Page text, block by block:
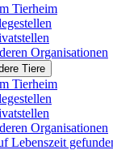
Tierheim
Organisationen
Tiere
Tierheim
Organisationen
Lebenszeit